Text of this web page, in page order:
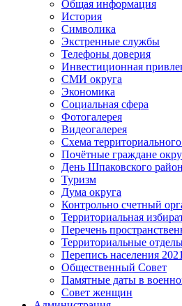
Общая информация
История
Символика
Экстренные службы
Телефоны доверия
Инвестиционная
СМИ округа
Экономика
Социальная сфера
Фотогалерея
Видеогалерея
Схема
Почётные граждане
День Шпаковского
Туризм
Дума округа
Контрольно счетный
Территориальная
Перечень
Территориальные
Перепись населения 2021
Общественный Совет
Памятные даты в
Совет женщин